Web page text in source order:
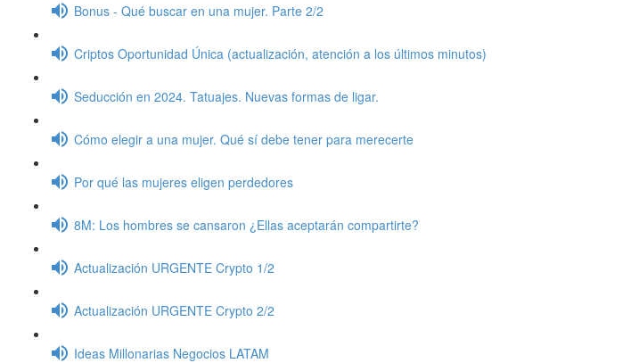
Bonus - Qué buscar en una mujer. Parte 2/2
Criptos Oportunidad Única (actualización, atención a los últimos minutos)
Seducción en 2024. Tatuajes. Nuevas formas de ligar.
Cómo elegir a una mujer. Qué sí debe tener para merecerte
Por qué las mujeres eligen perdedores
8M: Los hombres se cansaron ¿Ellas aceptarán compartirte?
Actualización URGENTE Crypto 1/2
Actualización URGENTE Crypto 2/2
Ideas Millonarias Negocios LATAM